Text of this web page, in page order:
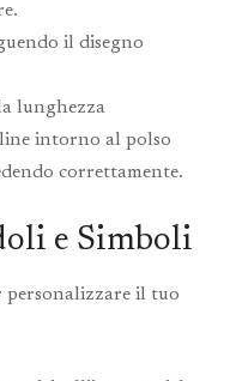
il disegno
lunghezza
intorno al polso
correttamente.
e Simboli
personalizzare il tuo